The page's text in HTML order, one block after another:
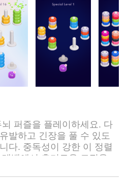
퍼즐을 플레이하세요. 다
발하고 긴장을 풀 수 있도
다. 중독성이 강한 이 정렬
벨에서 흥미로운 도전을